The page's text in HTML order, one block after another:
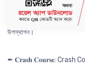
✒ 𝐁𝐨𝐚𝐫𝐝 𝐀𝐧𝐚𝐥𝐲𝐬𝐢𝐬: বোর্ড
জন্য কোন Topic টি কোন বোর্ডের
উপস্থাপন।
✒ 𝐂𝐫𝐚𝐬𝐡 𝐂𝐨𝐮𝐫𝐬𝐞: Crash